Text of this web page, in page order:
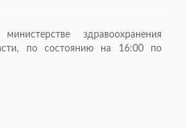
здравоохранения
по состоянию на 16:00 по